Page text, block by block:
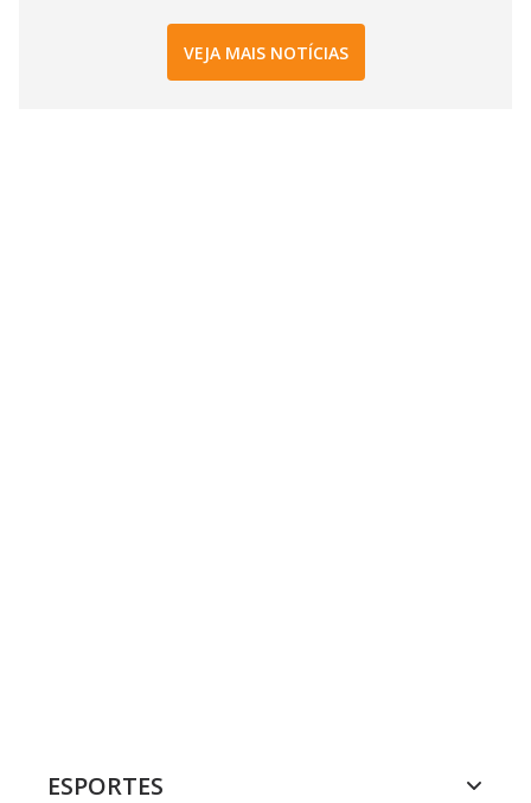
VEJA MAIS NOTÍCIAS
ESPORTES